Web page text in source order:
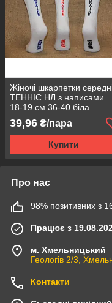
Жіночі шкарпетки
ТЕННІС НЛ з написами
18-19 см 36-40 біла
39,96 ₴/пара
Купити
Про нас
98% позитивних з
Працює з
м. Хмельницький
Геологів 2/3,
Контакти